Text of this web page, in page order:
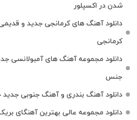
شدن در اکسپلور
دانلود آهنگ‌ های کرمانجی جدید و
کرمانجی
دانلود مجموعه آهنگ های آمبولانسی
جنس
دانلود آهنگ بندری و آهنگ جنوبی
دانلود مجموعه عالی بهترین آهنگای